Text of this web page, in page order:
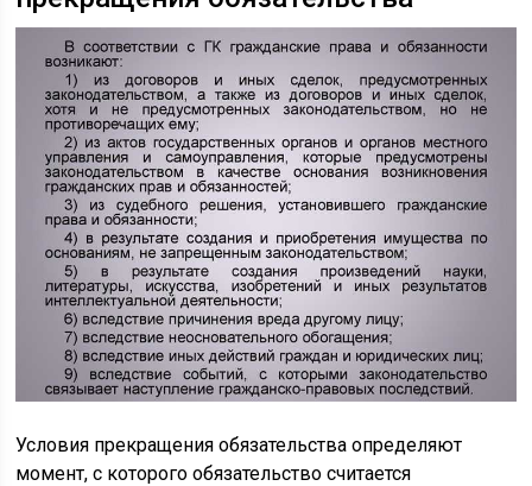
Условия прекращения обязательства определяют
момент, с которого обязательство считается